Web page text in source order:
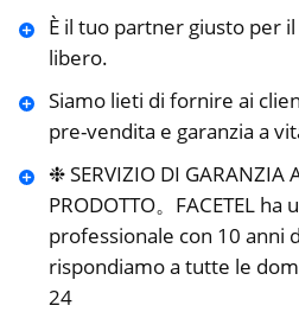
È il tuo partner giusto per
libero.
Siamo lieti di fornire ai
pre-vendita e garanzia a
❉ SERVIZIO DI GARANZIA
PRODOTTO。FACETEL
professionale con 10 anni
rispondiamo a tutte le
24